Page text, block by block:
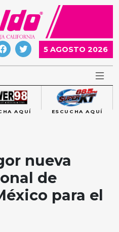
5 AGOSTO 2026
AQUÍ ESCUCHA AQUÍ
nueva
de
para el